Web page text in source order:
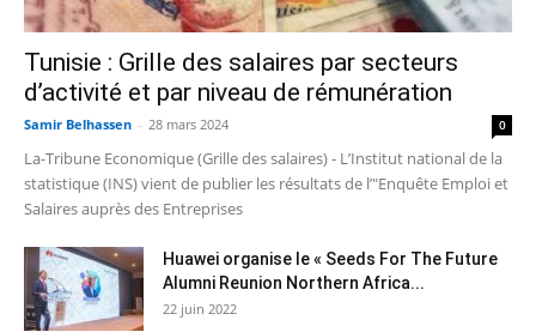
Tunisie : Grille des salaires par secteurs
d’activité et par niveau de rémunération
Samir Belhassen - 28 mars 2024 0
La-Tribune Economique (Grille des salaires) - L’Institut national de la
statistique (INS) vient de publier les résultats de l’"Enquête Emploi et
Salaires auprès des Entreprises
Huawei organise le « Seeds For The Future
Alumni Reunion Northern Africa...
22 juin 2022